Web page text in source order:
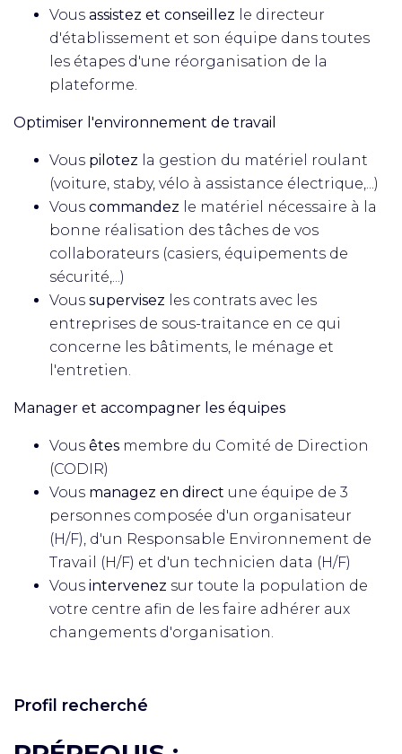
Vous assistez et conseillez le directeur
d'établissement et son équipe dans toutes
les étapes d'une réorganisation de la
plateforme.
Optimiser l'environnement de travail
Vous pilotez la gestion du matériel roulant
(voiture, staby, vélo à assistance électrique,...)
Vous commandez le matériel nécessaire à la
bonne réalisation des tâches de vos
collaborateurs (casiers, équipements de
sécurité,...)
Vous supervisez les contrats avec les
entreprises de sous-traitance en ce qui
concerne les bâtiments, le ménage et
l'entretien.
Manager et accompagner les équipes
Vous êtes membre du Comité de Direction
(CODIR)
Vous managez en direct une équipe de 3
personnes composée d'un organisateur
(H/F), d'un Responsable Environnement de
Travail (H/F) et d'un technicien data (H/F)
Vous intervenez sur toute la population de
votre centre afin de les faire adhérer aux
changements d'organisation.
Profil recherché